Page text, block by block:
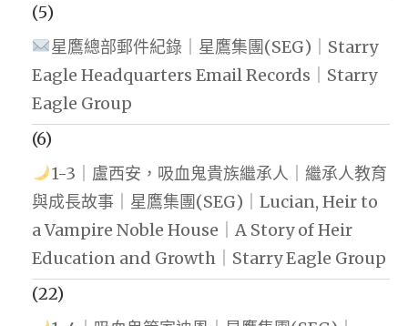
(5)
星鷹總部郵件紀錄｜星鷹集團(SEG)｜Starry
Eagle Headquarters Email Records｜Starry
Eagle Group
(6)
1-3｜盧西安，吸血鬼貴族繼承人｜繼承人教育
與成長故事｜星鷹集團(SEG)｜Lucian, Heir to
a Vampire Noble House｜A Story of Heir
Education and Growth｜Starry Eagle Group
(22)